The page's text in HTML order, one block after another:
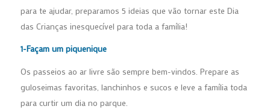
para te ajudar, preparamos 5 ideias que vão tornar este Dia
das Crianças inesquecível para toda a família!
1-Façam um piquenique
Os passeios ao ar livre são sempre bem-vindos. Prepare as
guloseimas favoritas, lanchinhos e sucos e leve a família toda
para curtir um dia no parque.